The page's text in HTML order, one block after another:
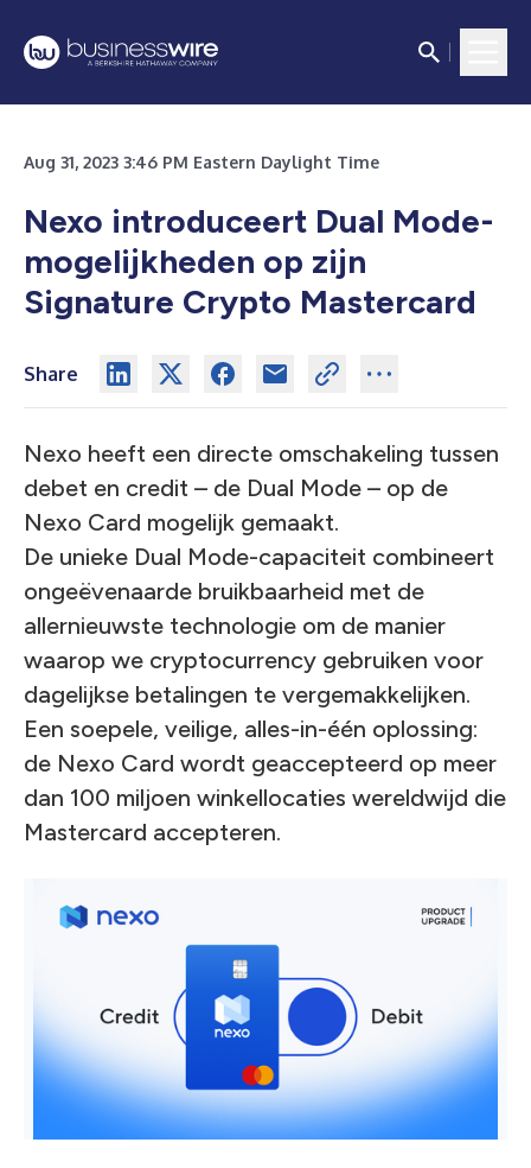
Aug 31, 2023 3:46 PM Eastern Daylight Time
Nexo introduceert Dual Mode-
mogelijkheden op zijn
Signature Crypto Mastercard
Share
Nexo heeft een directe omschakeling tussen
debet en credit – de Dual Mode – op de
Nexo Card mogelijk gemaakt.
De unieke Dual Mode-capaciteit combineert
ongeëvenaarde bruikbaarheid met de
allernieuwste technologie om de manier
waarop we cryptocurrency gebruiken voor
dagelijkse betalingen te vergemakkelijken.
Een soepele, veilige, alles-in-één oplossing:
de Nexo Card wordt geaccepteerd op meer
dan 100 miljoen winkellocaties wereldwijd die
Mastercard accepteren.